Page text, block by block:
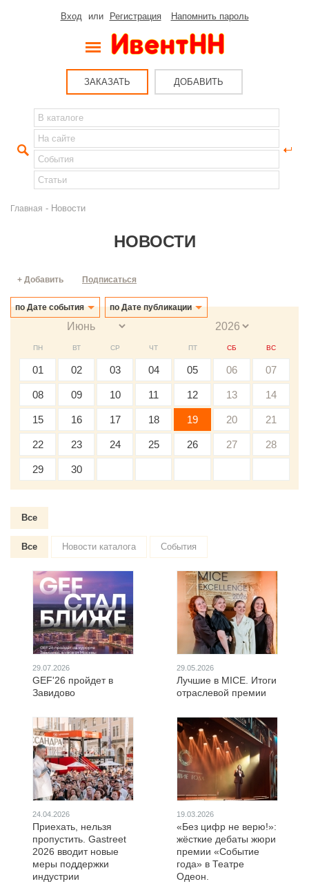
Вход или Регистрация Напомнить пароль
ЗАКАЗАТЬ ДОБАВИТЬ
Главная - Новости
НОВОСТИ
по Дате события по Дате публикации
+ Добавить Подписаться
ПН ВТ СР ЧТ ПТ СБ ВС
01 02 03 04 05 06 07
08 09 10 11 12 13 14
15 16 17 18 19 20 21
22 23 24 25 26 27 28
29 30
Все
Все Новости каталога События
29.07.2026
GEF'26 пройдет в
Завидово
29.05.2026
Лучшие в MICE. Итоги
отраслевой премии
24.04.2026
Приехать, нельзя
пропустить. Gastreet
2026 вводит новые
меры поддержки
индустрии
19.03.2026
«Без цифр не верю!»:
жёсткие дебаты жюри
премии «Событие
года» в Театре
Одеон.